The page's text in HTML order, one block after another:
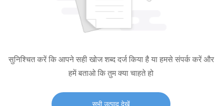
सुनिश्चित करें कि आपने सही खोज शब्द दर्ज किया है या हमसे संपर्क करें और
हमें बताओ कि तुम क्या चाहते हो
सभी उत्पाद देखें